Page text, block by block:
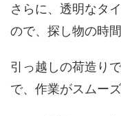
さらに、透明なタ
ので、探し物の時
引っ越しの荷造り
で、作業がスムー